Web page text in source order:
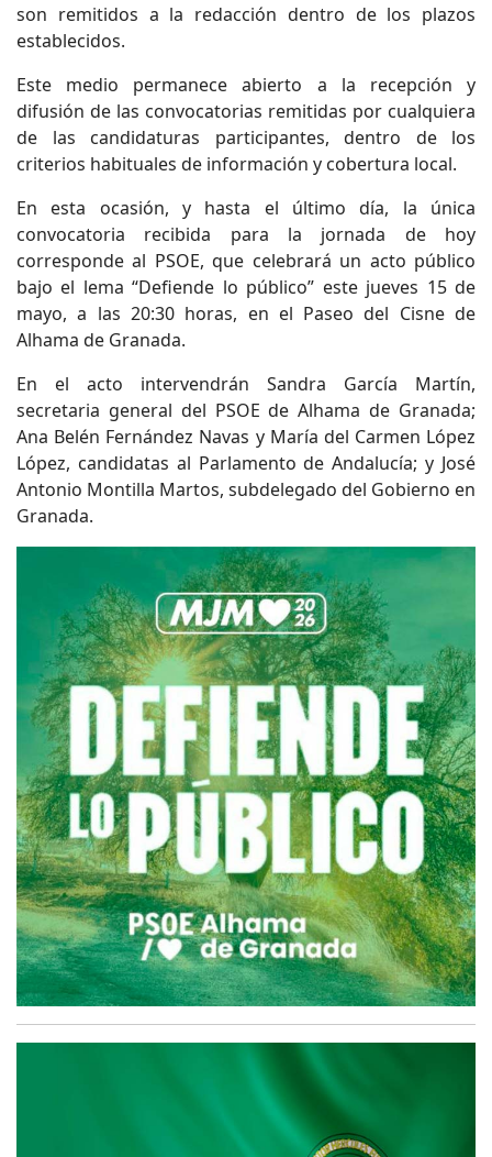
son remitidos a la redacción dentro de los plazos
establecidos.
Este medio permanece abierto a la recepción y
difusión de las convocatorias remitidas por cualquiera
de las candidaturas participantes, dentro de los
criterios habituales de información y cobertura local.
En esta ocasión, y hasta el último día, la única
convocatoria recibida para la jornada de hoy
corresponde al PSOE, que celebrará un acto público
bajo el lema “Defiende lo público” este jueves 15 de
mayo, a las 20:30 horas, en el Paseo del Cisne de
Alhama de Granada.
En el acto intervendrán Sandra García Martín,
secretaria general del PSOE de Alhama de Granada;
Ana Belén Fernández Navas y María del Carmen López
López, candidatas al Parlamento de Andalucía; y José
Antonio Montilla Martos, subdelegado del Gobierno en
Granada.